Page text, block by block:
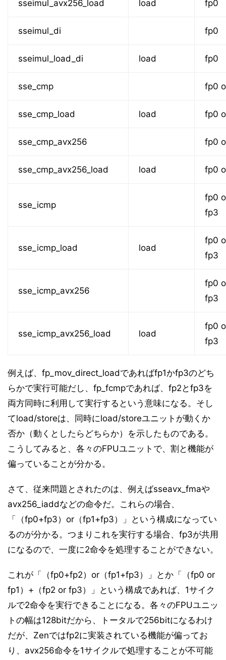
sseimul_avx256_load load fp0
sseimul_di fp0
sseimul_load_di load fp0
sse_cmp fp0
sse_cmp_load load fp0
sse_cmp_avx256 fp0
sse_cmp_avx256_load load fp0
sse_icmp
fp0
fp3
sse_icmp_load load
fp0
fp3
sse_icmp_avx256
fp0
fp3
sse_icmp_avx256_load load
fp0
fp3
例えば、fp_mov_direct_loadであればfp1かfp3のどち
らかで実行可能だし、fp_fcmpであれば、fp2とfp3を
両方同時に利用して実行するという意味になる。そし
てload/storeは、同時にload/storeユニットが動くか
否か（動くとしたらどちらか）を示したものである。
こうしてみると、各々のFPUユニットで、割と機能が
偏っていることが分かる。
さて、従来問題とされたのは、例えばsseavx_fmaや
avx256_iaddなどの命令だ。これらの場合、
「（fp0+fp3）or（fp1+fp3）」という構成になってい
るのが分かる。つまりこれを実行する場合、fp3が共用
になるので、一度に2命令を処理することができない。
これが「（fp0+fp2）or（fp1+fp3）」とか「（fp0 or
fp1）+（fp2 or fp3）」という構成であれば、1サイク
ルで2命令を実行できることになる。各々のFPUユニッ
トの幅は128bitだから、トータルで256bitになるわけ
だが、Zenではfp2に実装されている機能が偏ってお
り、avx256命令を1サイクルで処理することが不可能